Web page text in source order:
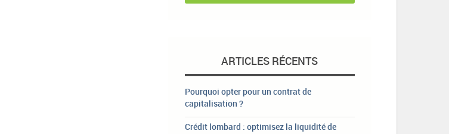
ARTICLES RÉCENTS
Pourquoi opter pour un contrat de
capitalisation ?
Crédit lombard : optimisez la liquidité de